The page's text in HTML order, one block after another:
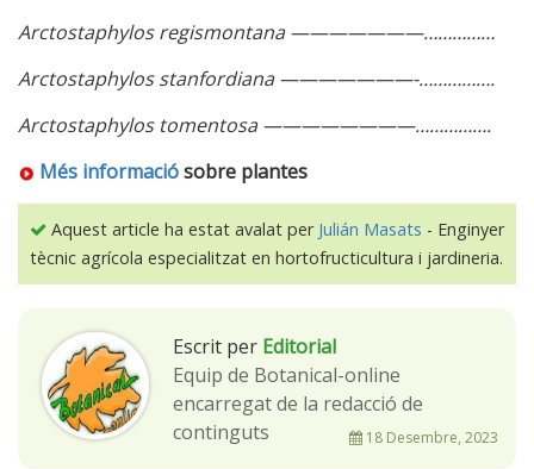
Arctostaphylos regismontana ———————……………
Arctostaphylos stanfordiana ———————-…………….
Arctostaphylos tomentosa ————————…………….
Més informaciósobre plantes
Aquest article ha estat avalat per Julián Masats - Enginyer
tècnic agrícola especialitzat en hortofructicultura i jardineria.
Escrit per Editorial
Equip de Botanical-online
encarregat de la redacció de
continguts
18 Desembre, 2023